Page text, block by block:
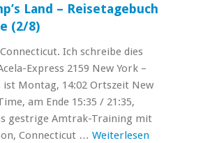
Land – Reisetagebuch
(2/8)
Ich schreibe dies
Express ‪2159 New York –
ist ‪Montag, 14:02 Ortszeit New
am Ende ‪15:35 / ‪21:35,
gestrige Amtrak-Training mit
Connecticut … Weiterlesen